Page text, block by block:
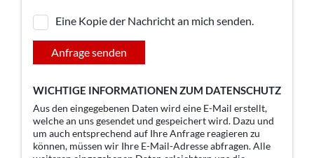
Eine Kopie der Nachricht an mich senden.
Anfrage senden
WICHTIGE INFORMATIONEN ZUM DATENSCHUTZ
Aus den eingegebenen Daten wird eine E-Mail erstellt,
welche an uns gesendet und gespeichert wird. Dazu und
um auch entsprechend auf Ihre Anfrage reagieren zu
können, müssen wir Ihre E-Mail-Adresse abfragen. Alle